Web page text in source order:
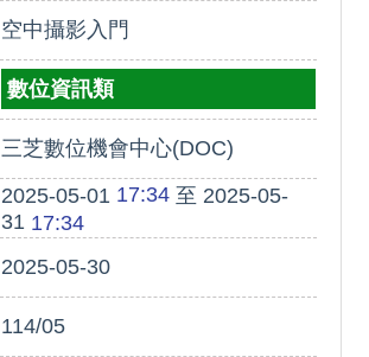
空中攝影入門
數位資訊類
三芝數位機會中心(DOC)
2025-05-01 17:34至 2025-05-
3117:34
2025-05-30
114/05